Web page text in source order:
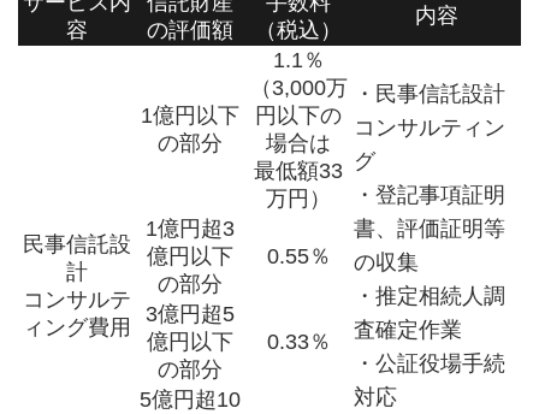
容
の評価額
（税込）
内容
民事信託設
計
コンサルテ
ィング費用
1億円以下
の部分
1.1％
（3,000万
円以下の
場合は
最低額33
万円）
・民事信託設計
コンサルティン
グ
・登記事項証明
書、評価証明等
の収集
・推定相続人調
査確定作業
・公証役場手続
対応
1億円超3
億円以下
の部分
0.55％
3億円超5
億円以下
の部分
0.33％
5億円超10